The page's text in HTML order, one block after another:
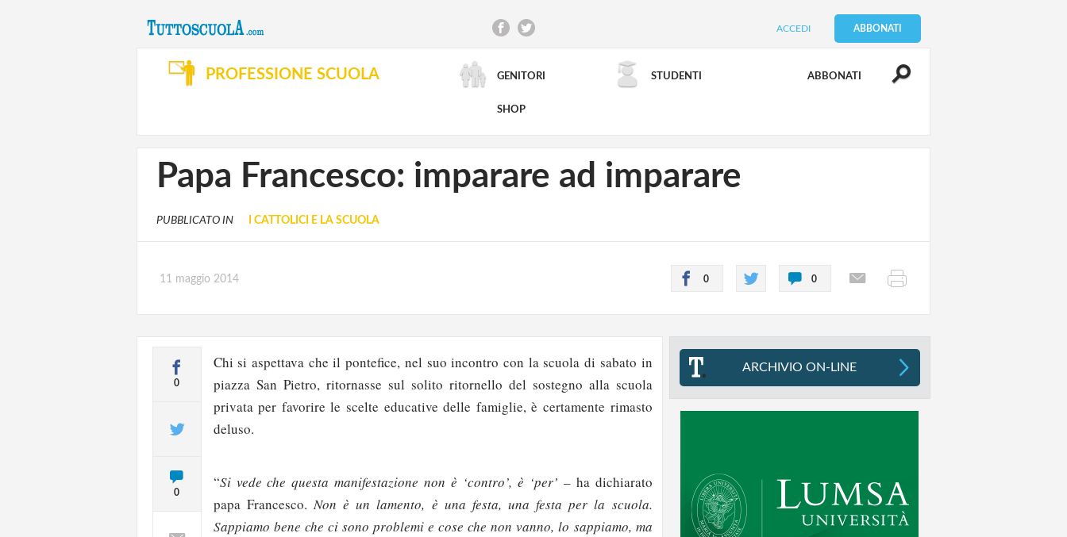
ACCEDI ABBONATI
PROFESSIONE SCUOLA GENITORI STUDENTI ABBONATI
SHOP
RICERCA AVANZATA
Papa Francesco: imparare ad imparare
PUBBLICATO IN I CATTOLICI E LA SCUOLA
11 maggio 2014 0 0
0
0
Chi si aspettava che il pontefice, nel suo incontro con la scuola di sabato in
piazza San Pietro, ritornasse sul solito ritornello del sostegno alla scuola
privata per favorire le scelte educative delle famiglie, è certamente rimasto
deluso.
“Si vede che questa manifestazione non è ‘contro’, è ‘per’ –ha dichiarato
papa Francesco. Non è un lamento, è una festa, una festa per la scuola.
Sappiamo bene che ci sono problemi e cose che non vanno, lo sappiamo, ma
ARCHIVIO ON-LINE